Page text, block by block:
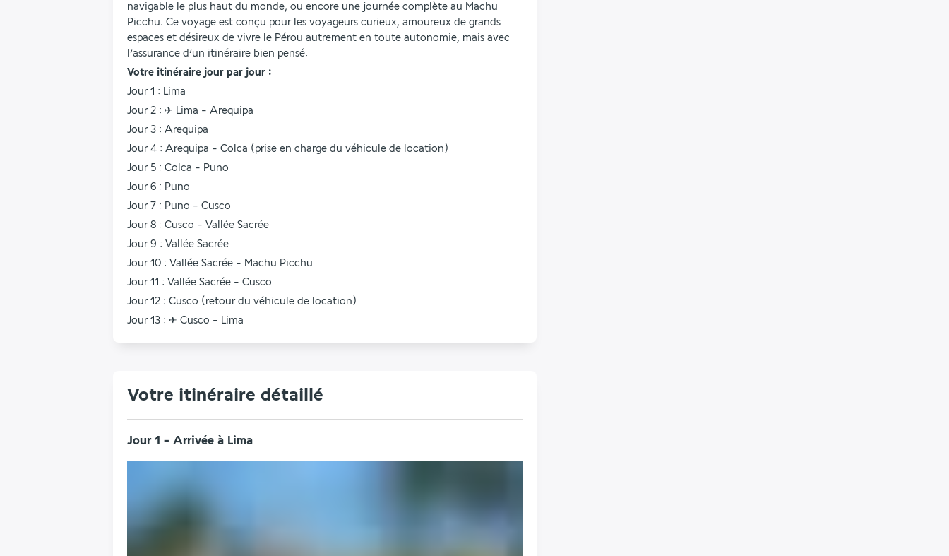
navigable le plus haut du monde, ou encore une journée complète au Machu
Picchu. Ce voyage est conçu pour les voyageurs curieux, amoureux de grands
espaces et désireux de vivre le Pérou autrement en toute autonomie, mais avec
l’assurance d’un itinéraire bien pensé.
Votre itinéraire jour par jour :
Jour 1 : Lima
Jour 2 : ✈ Lima - Arequipa
Jour 3 : Arequipa
Jour 4 : Arequipa - Colca (prise en charge du véhicule de location)
Jour 5 : Colca - Puno
Jour 6 : Puno
Jour 7 : Puno - Cusco
Jour 8 : Cusco - Vallée Sacrée
Jour 9 : Vallée Sacrée
Jour 10 : Vallée Sacrée - Machu Picchu
Jour 11 : Vallée Sacrée - Cusco
Jour 12 : Cusco (retour du véhicule de location)
Jour 13 : ✈ Cusco - Lima
Votre itinéraire détaillé
Jour 1 - Arrivée à Lima